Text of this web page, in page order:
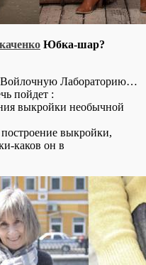
Юбка-шар?
Войлочную Лабораторию…
пойдет :
выкройки необычной
выкройки,
каков он в